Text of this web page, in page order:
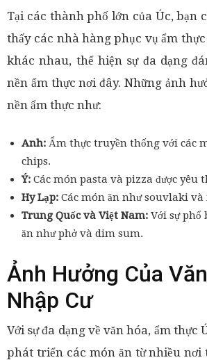
Tại các thành phố lớn của Úc, bạn
thấy các nhà hàng phục vụ ẩm
khác nhau, thể hiện sự đa dạng
nền ẩm thực nơi đây. Những ảnh
nền ẩm thực như:
Anh: Ẩm thực truyền thống với các
chips.
Ý: Các món pasta và pizza được yêu
Hy Lạp: Các món ăn như souvlaki và
Trung Quốc và Việt Nam: Với sự phổ
ăn như phở và dim sum.
Ảnh Hưởng Của
Nhập Cư
Với sự đa dạng về văn hóa, ẩm thực
phát triển các món ăn từ nhiều nơi